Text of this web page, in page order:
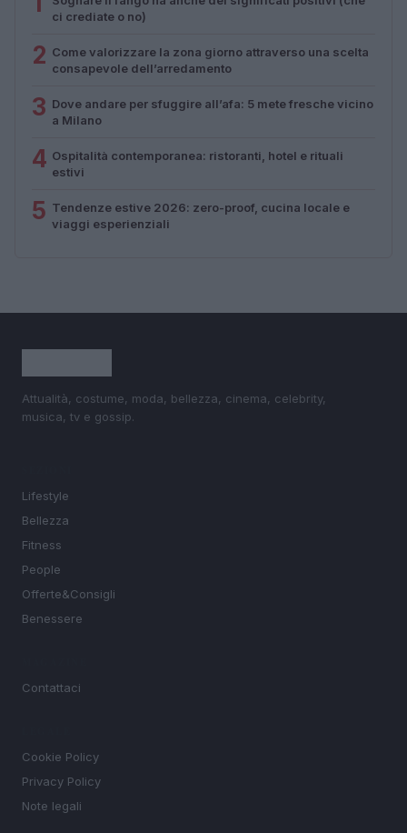
ci crediate o no)
2 Come valorizzare la zona giorno attraverso una scelta
consapevole dell’arredamento
3 Dove andare per sfuggire all’afa: 5 mete fresche vicino
a Milano
4 Ospitalità contemporanea: ristoranti, hotel e rituali
estivi
5 Tendenze estive 2026: zero-proof, cucina locale e
viaggi esperienziali
Attualità, costume, moda, bellezza, cinema, celebrity,
musica, tv e gossip.
Lifestyle
Bellezza
Fitness
People
Offerte&Consigli
Benessere
Contattaci
Cookie Policy
Privacy Policy
Note legali